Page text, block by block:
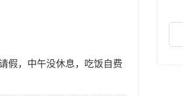
假，中午没休息，吃饭自费